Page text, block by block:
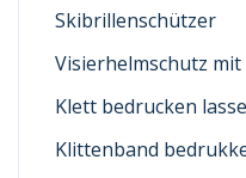
Skibrillenschützer
Visierhelmschutz
Klett bedrucken
Klittenband